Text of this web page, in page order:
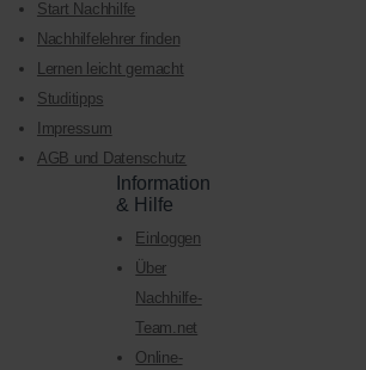
Start Nachhilfe
Nachhilfelehrer finden
Lernen leicht gemacht
Studitipps
Impressum
AGB und Datenschutz
Information
& Hilfe
Einloggen
Über
Nachhilfe-
Team.net
Online-